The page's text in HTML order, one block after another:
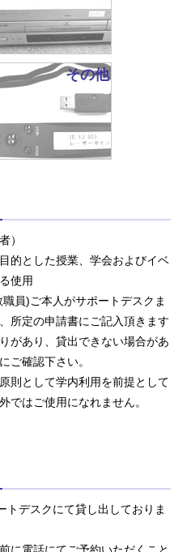
その他
）
的とした授業、学会およびイベ
使用
員)ご本人がサポートデスクま
所定の申請書にご記入頂きます
があり、貸出できない場合があ
ご確認下さい。
則として学内利用を前提として
ではご使用になれません。
トデスクにて貸し出しておりま
に電話にてご予約いただくこと